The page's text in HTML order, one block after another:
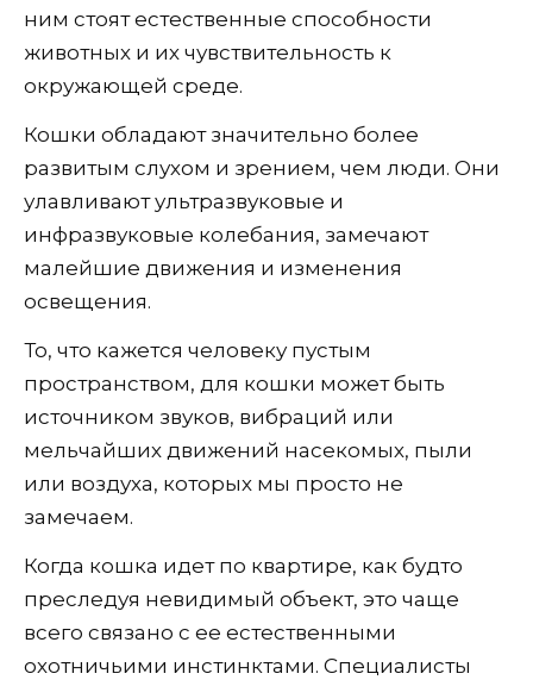
ним стоят естественные способности
животных и их чувствительность к
окружающей среде.
Кошки обладают значительно более
развитым слухом и зрением, чем люди. Они
улавливают ультразвуковые и
инфразвуковые колебания, замечают
малейшие движения и изменения
освещения.
То, что кажется человеку пустым
пространством, для кошки может быть
источником звуков, вибраций или
мельчайших движений насекомых, пыли
или воздуха, которых мы просто не
замечаем.
Когда кошка идет по квартире, как будто
преследуя невидимый объект, это чаще
всего связано с ее естественными
охотничьими инстинктами. Специалисты